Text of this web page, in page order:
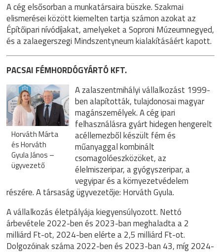
A cég elsősorban a munkatársaira büszke. Szakmai
elismerései között kiemelten tartja számon azokat az
Építőipari nívódíjakat, amelyeket a Soproni Múzeumnegyed,
és a zalaegerszegi Mindszentyneum kialakításáért kapott.
PACSAI FÉMHORDÓGYÁRTÓ KFT.
Horváth Márta
és Horváth
Gyula János –
ügyvezető
A zalaszentmihályi vállalkozást 1999-
ben alapították, tulajdonosai magyar
magánszemélyek. A cég ipari
felhasználásra gyárt hidegen hengerelt
acéllemezből készült fém és
műanyaggal kombinált
csomagolóeszközöket, az
élelmiszeripar, a gyógyszeripar, a
vegyipar és a környezetvédelem
részére. A társaság ügyvezetője: Horváth Gyula.
A vállalkozás életpályája kiegyensúlyozott. Nettó
árbevétele 2022-ben és 2023-ban meghaladta a 2
milliárd Ft-ot, 2024-ben elérte a 2,5 milliárd Ft-ot.
Dolgozóinak száma 2022-ben és 2023-ban 43, míg 2024-